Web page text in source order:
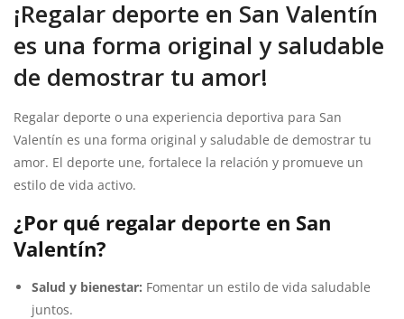
¡Regalar deporte en San Valentín
es una forma original y saludable
de demostrar tu amor!
Regalar deporte o una experiencia deportiva para San
Valentín es una forma original y saludable de demostrar tu
amor. El deporte une, fortalece la relación y promueve un
estilo de vida activo.
¿Por qué regalar deporte en San
Valentín?
Salud y bienestar: Fomentar un estilo de vida saludable
juntos.